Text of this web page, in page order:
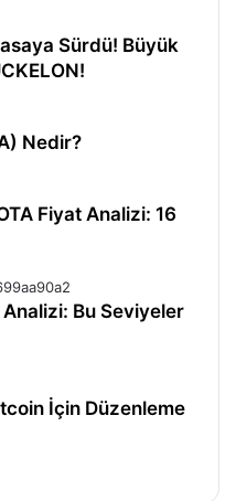
Sürdü! Büyük
Nedir?
Fiyat Analizi: 16
Bu Seviyeler
İçin Düzenleme